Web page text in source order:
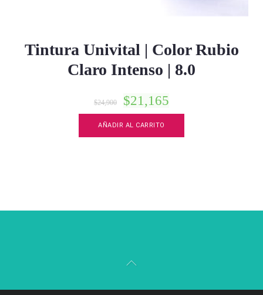
Tintura Univital | Color Rubio
Claro Intenso | 8.0
$24,900 $21,165
AÑADIR AL CARRITO